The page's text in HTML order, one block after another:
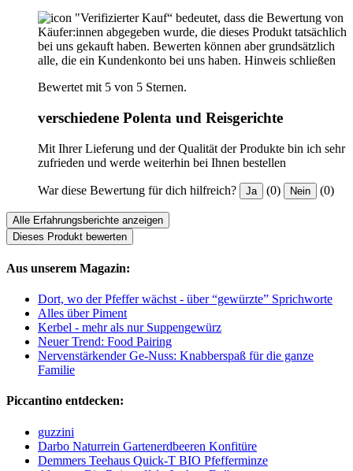
"Verifizierter Kauf“ bedeutet, dass die Bewertung von
Käufer:innen abgegeben wurde, die dieses Produkt tatsächlich
bei uns gekauft haben. Bewerten können aber grundsätzlich
alle, die ein Kundenkonto bei uns haben. Hinweis schließen
Bewertet mit 5 von 5 Sternen.
verschiedene Polenta und Reisgerichte
Mit Ihrer Lieferung und der Qualität der Produkte bin ich sehr
zufrieden und werde weiterhin bei Ihnen bestellen
War diese Bewertung für dich hilfreich? Ja (0) Nein (0)
Alle Erfahrungsberichte anzeigen
Dieses Produkt bewerten
Aus unserem Magazin:
Dort, wo der Pfeffer wächst - über “gewürzte” Sprichworte
Alles über Piment
Kerbel - mehr als nur Suppengewürz
Neuer Trend: Food Pairing
Nervenstärkender Ge-Nuss: Knabberspaß für die ganze
Familie
Piccantino entdecken:
guzzini
Darbo Naturrein Gartenerdbeeren Konfitüre
Demmers Teehaus Quick-T BIO Pfefferminze